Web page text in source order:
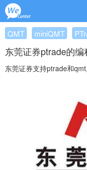
QMT miniQMT
东莞证券ptrade的
东莞证券支持ptrade和